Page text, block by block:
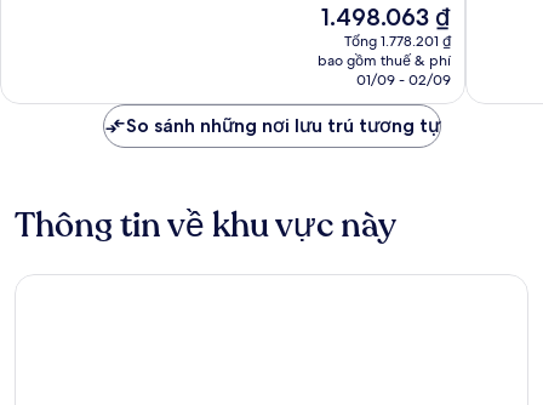
xét
Giá
hiện
tại
1.498.063 ₫
1.498.063 ₫
Tổng 1.778.201 ₫
bao gồm thuế & phí
01/09 - 02/09
xét
So sánh những nơi lưu trú tương tự
Thông tin về khu vực này